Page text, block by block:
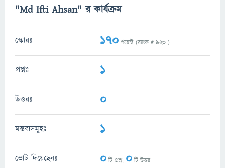
"Md Ifti Ahsan" র কার্যক্রম
স্কোরঃ 170 পয়েন্ট (র‌্যাংক # 923 )
প্রশ্নঃ 1
উত্তরঃ 0
মন্তব্যসমূহঃ 1
ভোট দিয়েছেনঃ 0টি প্রশ্ন, 0টি উত্তর